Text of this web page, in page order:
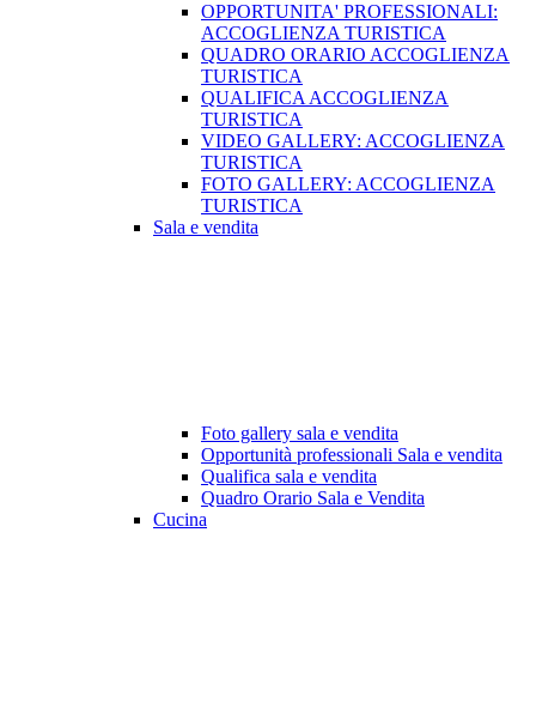
OPPORTUNITA' PROFESSIONALI:
ACCOGLIENZA TURISTICA
QUADRO ORARIO ACCOGLIENZA
TURISTICA
QUALIFICA ACCOGLIENZA
TURISTICA
VIDEO GALLERY: ACCOGLIENZA
TURISTICA
FOTO GALLERY: ACCOGLIENZA
TURISTICA
Sala e vendita
Foto gallery sala e vendita
Opportunità professionali Sala e vendita
Qualifica sala e vendita
Quadro Orario Sala e Vendita
Cucina